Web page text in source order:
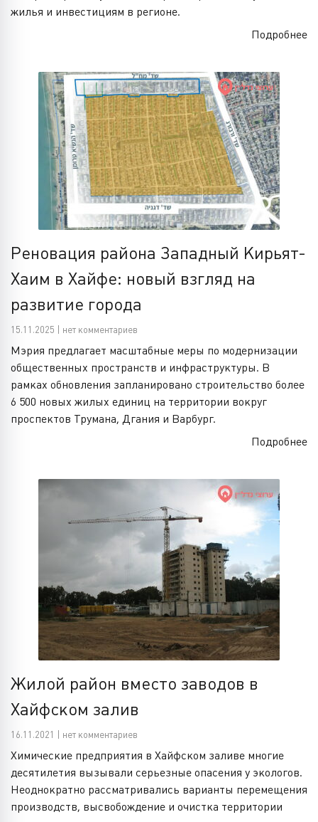
жилья и инвестициям в регионе.
Подробнее
Реновация района Западный Кирьят-
Хаим в Хайфе: новый взгляд на
развитие города
15.11.2025 | нет комментариев
Мэрия предлагает масштабные меры по модернизации
общественных пространств и инфраструктуры. В
рамках обновления запланировано строительство более
6 500 новых жилых единиц на территории вокруг
проспектов Трумана, Дгания и Варбург.
Подробнее
Жилой район вместо заводов в
Хайфском залив
16.11.2021 | нет комментариев
Химические предприятия в Хайфском заливе многие
десятилетия вызывали серьезные опасения у экологов.
Неоднократно рассматривались варианты перемещения
производств, высвобождение и очистка территории